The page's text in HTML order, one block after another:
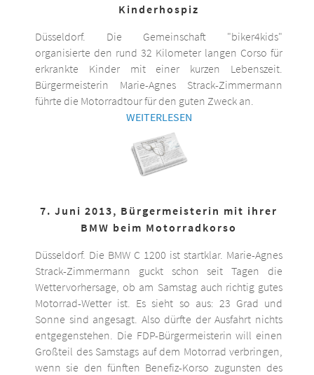
Kinderhospiz
Düsseldorf. Die Gemeinschaft "biker4kids"
organisierte den rund 32 Kilometer langen Corso für
erkrankte Kinder mit einer kurzen Lebenszeit.
Bürgermeisterin Marie-Agnes Strack-Zimmermann
führte die Motorradtour für den guten Zweck an.
WEITERLESEN
7. Juni 2013, Bürgermeisterin mit ihrer
BMW beim Motorradkorso
Düsseldorf. Die BMW C 1200 ist startklar. Marie-Agnes
Strack-Zimmermann guckt schon seit Tagen die
Wettervorhersage, ob am Samstag auch richtig gutes
Motorrad-Wetter ist. Es sieht so aus: 23 Grad und
Sonne sind angesagt. Also dürfte der Ausfahrt nichts
entgegenstehen. Die FDP-Bürgermeisterin will einen
Großteil des Samstags auf dem Motorrad verbringen,
wenn sie den fünften Benefiz-Korso zugunsten des